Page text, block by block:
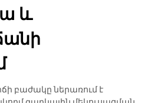
և
բաժակը ներառում է